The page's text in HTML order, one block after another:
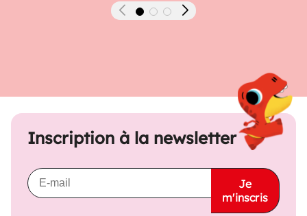
Précédent Suivant
Inscription à la newsletter
Je
m'inscris